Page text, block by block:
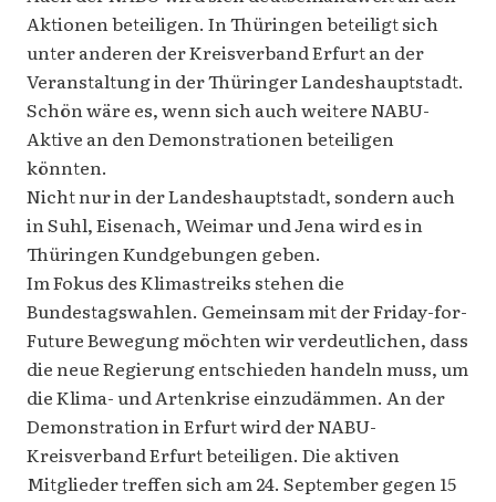
Aktionen beteiligen. In Thüringen beteiligt sich
unter anderen der Kreisverband Erfurt an der
Veranstaltung in der Thüringer Landeshauptstadt.
Schön wäre es, wenn sich auch weitere NABU-
Aktive an den Demonstrationen beteiligen
könnten.
Nicht nur in der Landeshauptstadt, sondern auch
in Suhl, Eisenach, Weimar und Jena wird es in
Thüringen Kundgebungen geben.
Im Fokus des Klimastreiks stehen die
Bundestagswahlen. Gemeinsam mit der Friday-for-
Future Bewegung möchten wir verdeutlichen, dass
die neue Regierung entschieden handeln muss, um
die Klima- und Artenkrise einzudämmen. An der
Demonstration in Erfurt wird der NABU-
Kreisverband Erfurt beteiligen. Die aktiven
Mitglieder treffen sich am 24. September gegen 15